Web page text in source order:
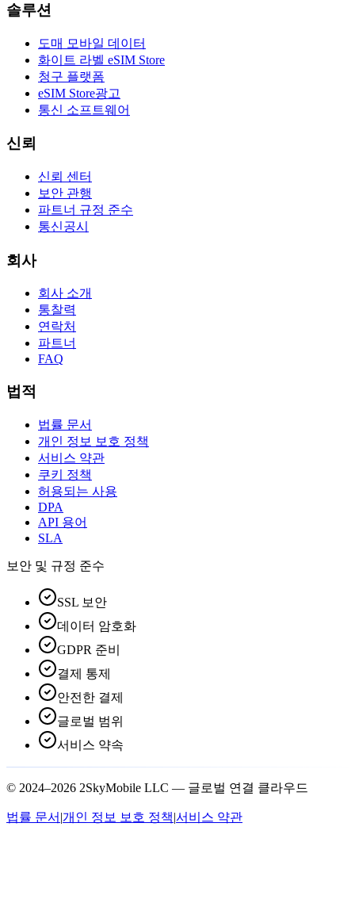
솔루션
도매 모바일 데이터
화이트 라벨 eSIM Store
청구 플랫폼
eSIM Store광고
통신 소프트웨어
신뢰
신뢰 센터
보안 관행
파트너 규정 준수
통신공시
회사
회사 소개
통찰력
연락처
파트너
FAQ
법적
법률 문서
개인 정보 보호 정책
서비스 약관
쿠키 정책
허용되는 사용
DPA
API 용어
SLA
보안 및 규정 준수
SSL 보안
데이터 암호화
GDPR 준비
결제 통제
안전한 결제
글로벌 범위
서비스 약속
© 2024–2026 2SkyMobile LLC — 글로벌 연결 클라우드
법률 문서 |개인 정보 보호 정책|서비스 약관